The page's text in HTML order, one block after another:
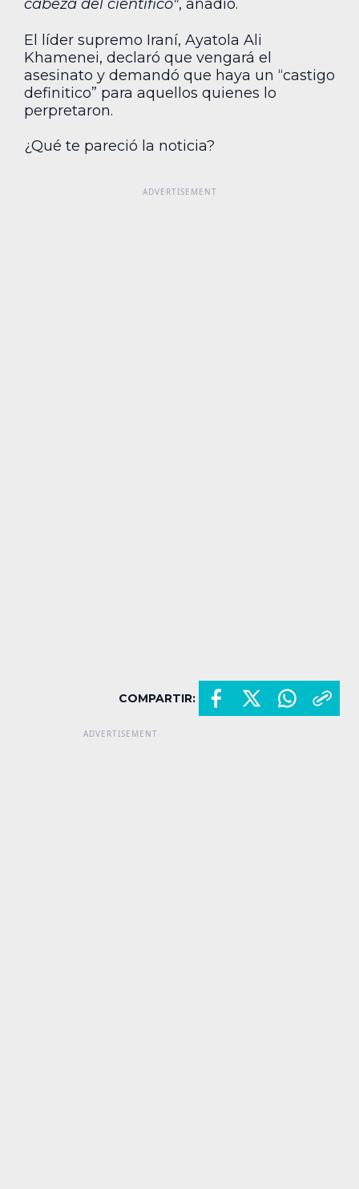
cabeza del científico", añadió.
El líder supremo Iraní, Ayatola Ali
Khamenei, declaró que vengará el
asesinato y demandó que haya un “castigo
definitico” para aquellos quienes lo
perpretaron.
¿Qué te pareció la noticia?
COMPARTIR: